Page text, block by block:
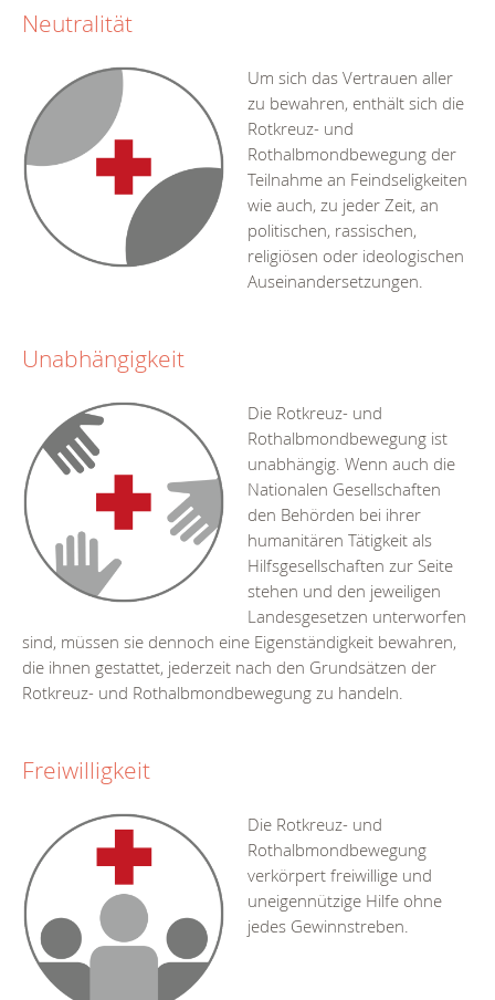
Neutralität
Um sich das Vertrauen aller
zu bewahren, enthält sich die
Rotkreuz- und
Rothalbmondbewegung der
Teilnahme an Feindseligkeiten
wie auch, zu jeder Zeit, an
politischen, rassischen,
religiösen oder ideologischen
Auseinandersetzungen.
Unabhängigkeit
Die Rotkreuz- und
Rothalbmondbewegung ist
unabhängig. Wenn auch die
Nationalen Gesellschaften
den Behörden bei ihrer
humanitären Tätigkeit als
Hilfsgesellschaften zur Seite
stehen und den jeweiligen
Landesgesetzen unterworfen
sind, müssen sie dennoch eine Eigenständigkeit bewahren,
die ihnen gestattet, jederzeit nach den Grundsätzen der
Rotkreuz- und Rothalbmondbewegung zu handeln.
Freiwilligkeit
Die Rotkreuz- und
Rothalbmondbewegung
verkörpert freiwillige und
uneigennützige Hilfe ohne
jedes Gewinnstreben.